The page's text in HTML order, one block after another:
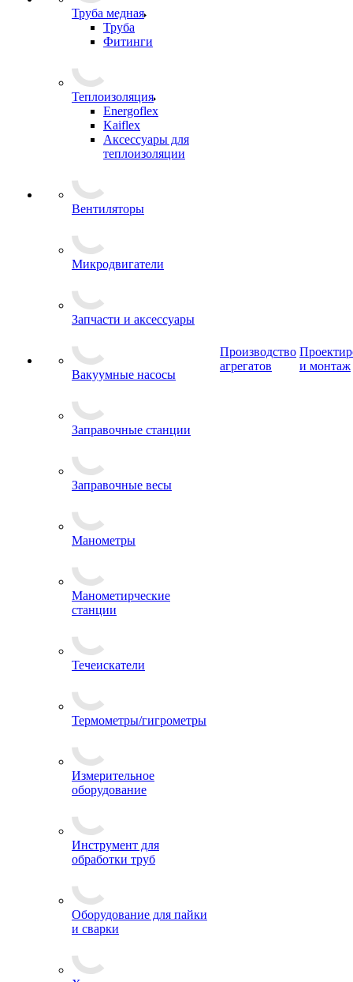
Труба медная
Труба
Фитинги
Теплоизоляция
Energoflex
Kaiflex
Аксессуары для
теплоизоляции
Вентиляторы
Микродвигатели
Запчасти и аксессуары
Вакуумные насосы
Заправочные станции
Заправочные весы
Манометры
Манометирческие
станции
Течеискатели
Термометры/гигрометры
Измерительное
оборудование
Инструмент для
обработки труб
Оборудование для пайки
и сварки
Производство
агрегатов
и монтаж